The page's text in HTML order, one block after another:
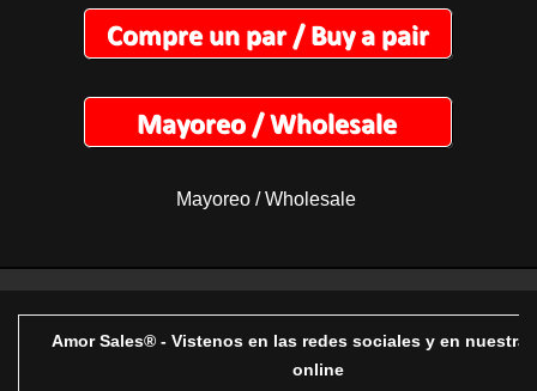
Mayoreo / Wholesale
Amor Sales® - Vistenos en las redes sociales y en nuestra
online